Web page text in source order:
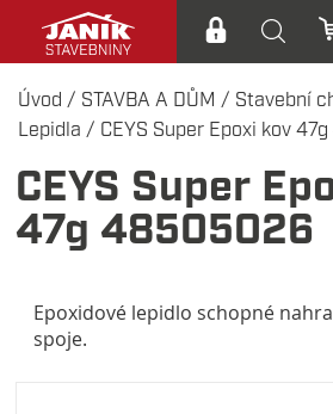
Úvod / STAVBA A DŮM / Stavební
Lepidla / CEYS Super Epoxi kov
CEYS Super
47g 48505026
Epoxidové lepidlo schopné
spoje.